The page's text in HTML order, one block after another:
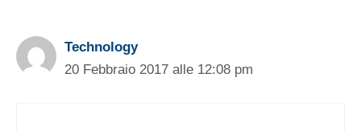
Technology
20 Febbraio 2017 alle 12:08 pm